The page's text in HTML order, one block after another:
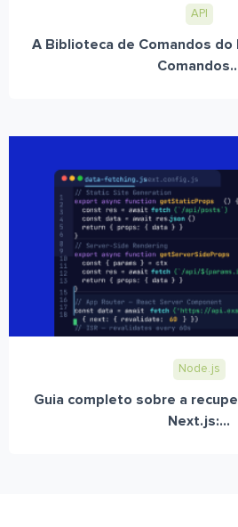
API
A Biblioteca de Comandos do
Node.js
Guia completo sobre a
Next.js:...